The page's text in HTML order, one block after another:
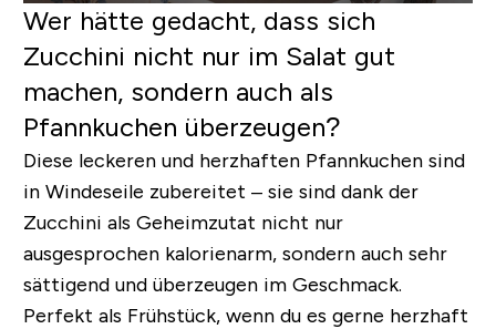
Wer hätte gedacht, dass sich
Zucchini nicht nur im Salat gut
machen, sondern auch als
Pfannkuchen überzeugen?
Diese leckeren und herzhaften Pfannkuchen sind
in Windeseile zubereitet – sie sind dank der
Zucchini als Geheimzutat nicht nur
ausgesprochen kalorienarm, sondern auch sehr
sättigend und überzeugen im Geschmack.
Perfekt als Frühstück, wenn du es gerne herzhaft